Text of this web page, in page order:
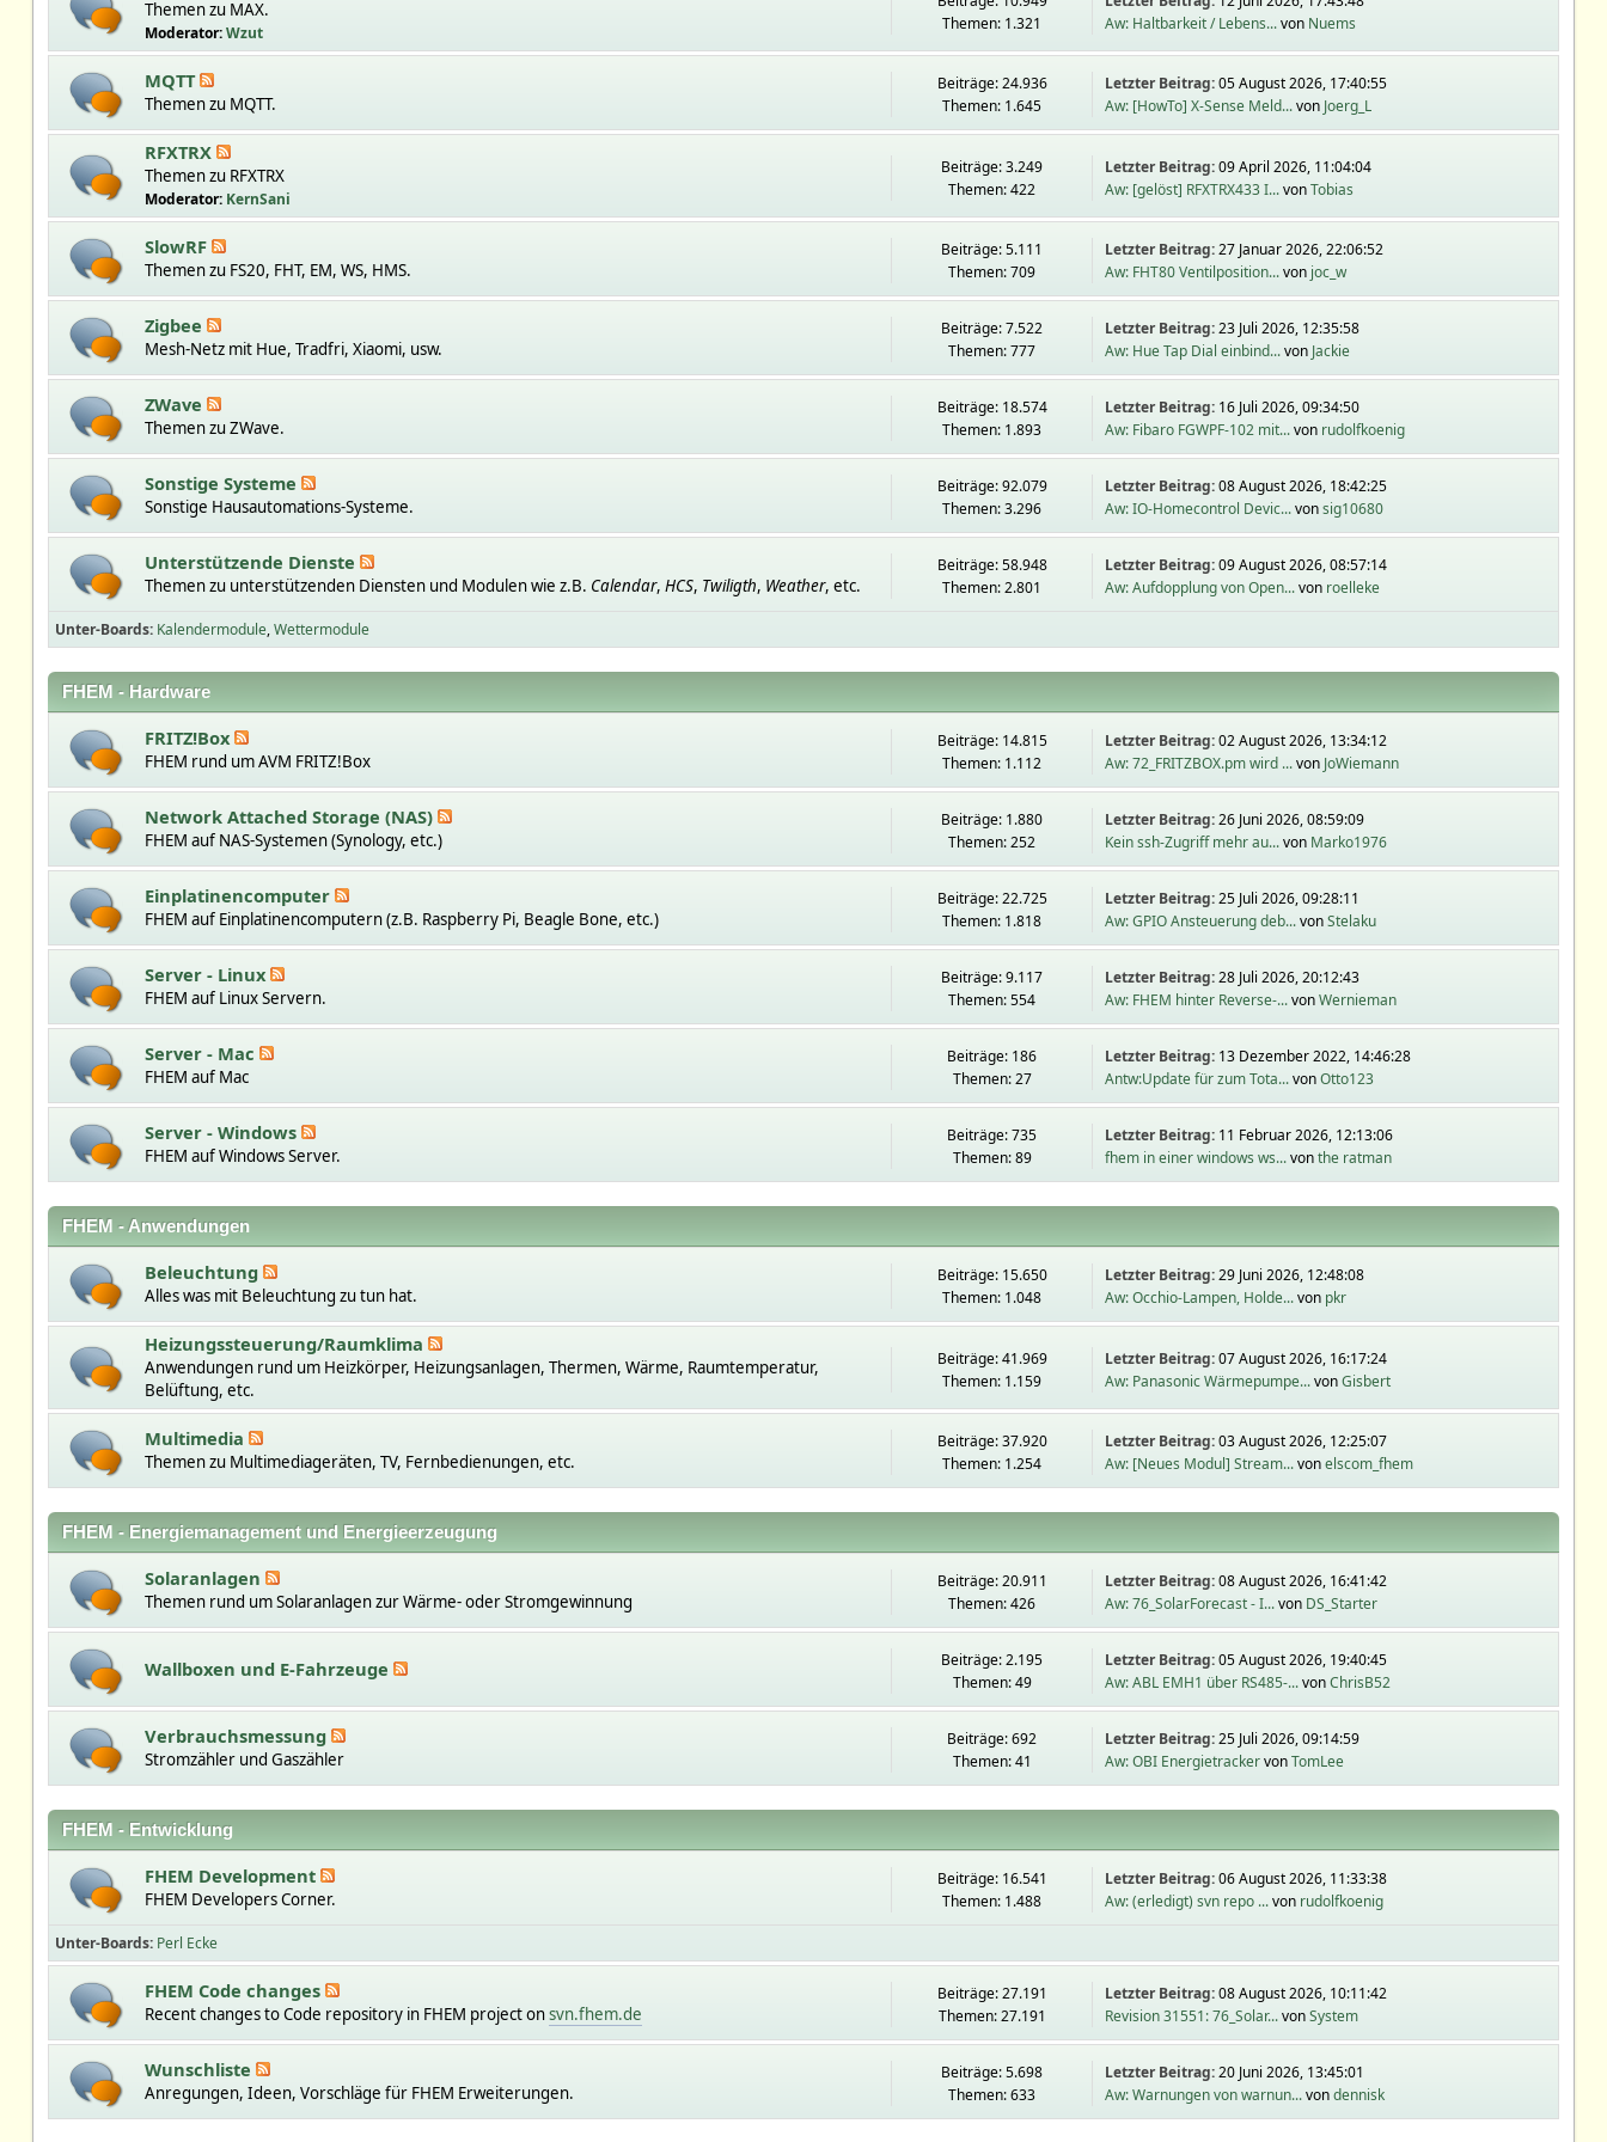
Themen zu MAX.
Moderator:Wzut
Themen: 1.321
Aw: Haltbarkeit / Lebens...von Nuems
MQTT
Themen zu MQTT.
Beiträge: 24.936
Themen: 1.645
Letzter Beitrag:05 August 2026, 17:40:55
Aw: [HowTo] X-Sense Meld...von Joerg_L
RFXTRX
Themen zu RFXTRX
Moderator: KernSani
Beiträge: 3.249
Themen: 422
Letzter Beitrag:09 April 2026, 11:04:04
Aw: [gelöst] RFXTRX433 I...vonTobias
SlowRF
Themen zu FS20, FHT, EM, WS, HMS.
Beiträge: 5.111
Themen: 709
Letzter Beitrag:27 Januar 2026, 22:06:52
Aw: FHT80 Ventilposition...von joc_w
Zigbee
Mesh-Netz mit Hue, Tradfri, Xiaomi, usw.
Beiträge: 7.522
Themen: 777
Letzter Beitrag:23 Juli 2026, 12:35:58
Aw: Hue Tap Dial einbind...von Jackie
ZWave
Themen zu ZWave.
Beiträge: 18.574
Themen: 1.893
Letzter Beitrag: 16 Juli 2026, 09:34:50
Aw: Fibaro FGWPF-102 mit...von rudolfkoenig
Sonstige Systeme
Sonstige Hausautomations-Systeme.
Beiträge: 92.079
Themen: 3.296
Letzter Beitrag:08 August 2026, 18:42:25
Aw: IO-Homecontrol Devic...vonsig10680
Unterstützende Dienste
Themen zu unterstützenden Diensten und Modulen wie z.B. Calendar, HCS, Twiligth, Weather, etc.
Beiträge: 58.948
Themen: 2.801
Letzter Beitrag:09 August 2026, 08:57:14
Aw: Aufdopplung von Open...von roelleke
Unter-Boards Kalendermodule Wettermodule
FHEM - Hardware
FRITZ!Box
FHEM rund um AVM FRITZ!Box
Beiträge: 14.815
Themen: 1.112
Letzter Beitrag:02 August 2026, 13:34:12
Aw: 72_FRITZBOX.pm wird ...von JoWiemann
Network Attached Storage (NAS)
FHEM auf NAS-Systemen (Synology, etc.)
Beiträge: 1.880
Themen: 252
Letzter Beitrag:26 Juni 2026, 08:59:09
Kein ssh-Zugriff mehr au...von Marko1976
Einplatinencomputer
FHEM auf Einplatinencomputern (z.B. Raspberry Pi, Beagle Bone, etc.)
Beiträge: 22.725
Themen: 1.818
Letzter Beitrag:25 Juli 2026, 09:28:11
Aw: GPIO Ansteuerung deb...vonStelaku
Server - Linux
FHEM auf Linux Servern.
Beiträge: 9.117
Themen: 554
Letzter Beitrag:28 Juli 2026, 20:12:43
Aw: FHEM hinter Reverse-...vonWernieman
Server - Mac
FHEM auf Mac
Beiträge: 186
Themen: 27
Letzter Beitrag: 13 Dezember 2022, 14:46:28
Antw:Update für zum Tota...vonOtto123
Server - Windows
FHEM auf Windows Server.
Beiträge: 735
Themen: 89
Letzter Beitrag: 11 Februar 2026, 12:13:06
fhem in einer windows ws...vonthe ratman
FHEM - Anwendungen
Beleuchtung
Alles was mit Beleuchtung zu tun hat.
Beiträge: 15.650
Themen: 1.048
Letzter Beitrag:29 Juni 2026, 12:48:08
Aw: Occhio-Lampen, Holde...von pkr
Heizungssteuerung/Raumklima
Anwendungen rund um Heizkörper, Heizungsanlagen, Thermen, Wärme, Raumtemperatur,
Belüftung, etc.
Beiträge: 41.969
Themen: 1.159
Letzter Beitrag:07 August 2026, 16:17:24
Aw: Panasonic Wärmepumpe...vonGisbert
Multimedia
Themen zu Multimediageräten, TV, Fernbedienungen, etc.
Beiträge: 37.920
Themen: 1.254
Letzter Beitrag:03 August 2026, 12:25:07
Aw: [Neues Modul] Stream...vonelscom_fhem
FHEM - Energiemanagement und Energieerzeugung
Solaranlagen
Themen rund um Solaranlagen zur Wärme- oder Stromgewinnung
Beiträge: 20.911
Themen: 426
Letzter Beitrag:08 August 2026, 16:41:42
Aw: 76_SolarForecast - I...von DS_Starter
Wallboxen und E-Fahrzeuge
Beiträge: 2.195
Themen: 49
Letzter Beitrag:05 August 2026, 19:40:45
Aw: ABL EMH1 über RS485-...vonChrisB52
Verbrauchsmessung
Stromzähler und Gaszähler
Beiträge: 692
Themen: 41
Letzter Beitrag:25 Juli 2026, 09:14:59
Aw: OBI EnergietrackervonTomLee
FHEM - Entwicklung
FHEM Development
FHEM Developers Corner.
Beiträge: 16.541
Themen: 1.488
Letzter Beitrag:06 August 2026, 11:33:38
Aw: (erledigt) svn repo ...von rudolfkoenig
Unter-Boards Perl Ecke
FHEM Code changes
Recent changes to Code repository in FHEM project onsvn.fhem.de
Beiträge: 27.191
Themen: 27.191
Letzter Beitrag:08 August 2026, 10:11:42
Revision 31551: 76_Solar...vonSystem
Wunschliste
Anregungen, Ideen, Vorschläge für FHEM Erweiterungen.
Beiträge: 5.698
Themen: 633
Letzter Beitrag:20 Juni 2026, 13:45:01
Aw: Warnungen von warnun...vondennisk